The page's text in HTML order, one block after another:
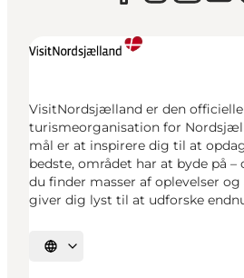
VisitNordsjælland er den officielle
turismeorganisation for
mål er at inspirere dig til at
bedste, området har at byde på –
du finder masser af oplevelser og
giver dig lyst til at udforske
Vælg sprog